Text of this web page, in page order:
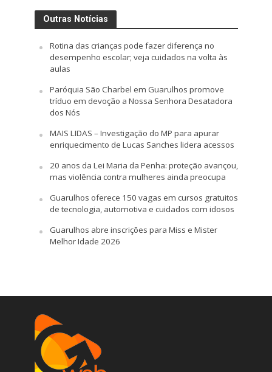
Outras Notícias
Rotina das crianças pode fazer diferença no
desempenho escolar; veja cuidados na volta às
aulas
Paróquia São Charbel em Guarulhos promove
tríduo em devoção a Nossa Senhora Desatadora
dos Nós
MAIS LIDAS – Investigação do MP para apurar
enriquecimento de Lucas Sanches lidera acessos
20 anos da Lei Maria da Penha: proteção avançou,
mas violência contra mulheres ainda preocupa
Guarulhos oferece 150 vagas em cursos gratuitos
de tecnologia, automotiva e cuidados com idosos
Guarulhos abre inscrições para Miss e Mister
Melhor Idade 2026